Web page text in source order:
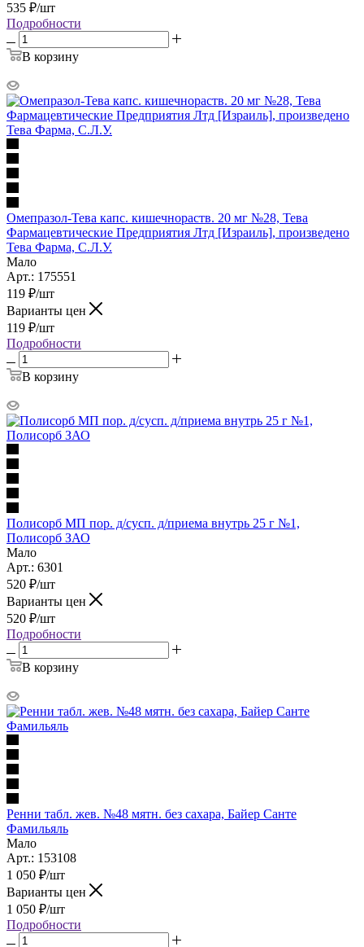
535 ₽/шт
Подробности
В корзину
Омепразол-Тева капс. кишечнораств. 20 мг №28, Тева
Фармацевтические Предприятия Лтд [Израиль], произведено
Тева Фарма, С.Л.У.
Мало
Арт.: 175551
119 ₽/шт
Варианты цен
119 ₽/шт
Подробности
В корзину
Полисорб МП пор. д/сусп. д/приема внутрь 25 г №1,
Полисорб ЗАО
Мало
Арт.: 6301
520 ₽/шт
Варианты цен
520 ₽/шт
Подробности
В корзину
Ренни табл. жев. №48 мятн. без сахара, Байер Санте
Фамильяль
Мало
Арт.: 153108
1 050 ₽/шт
Варианты цен
1 050 ₽/шт
Подробности